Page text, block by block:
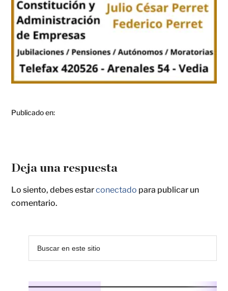
Publicado en:
Deja una respuesta
Lo siento, debes estarconectado para publicar un
comentario.